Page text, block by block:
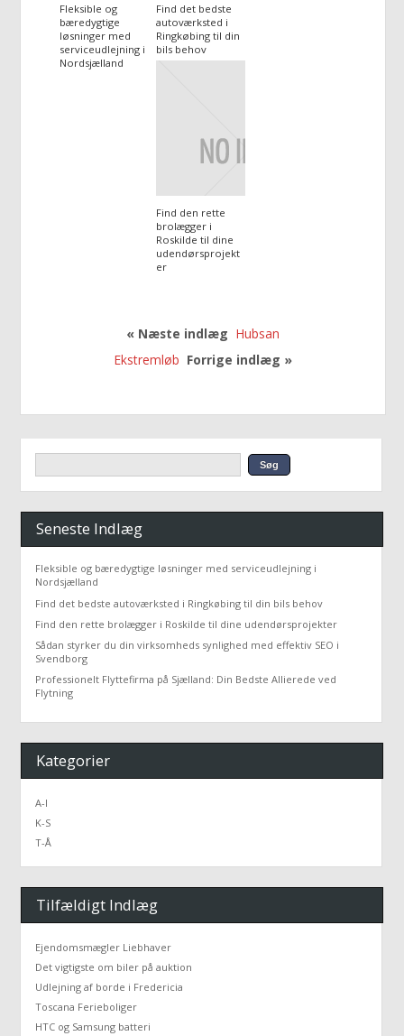
Fleksible og
bæredygtige
løsninger med
serviceudlejning i
Nordsjælland
Find det bedste
autoværksted i
Ringkøbing til din
bils behov
Find den rette
brolægger i
Roskilde til dine
udendørsprojekt
er
« Næste indlæg Hubsan
Ekstremløb Forrige indlæg »
Seneste Indlæg
Fleksible og bæredygtige løsninger med serviceudlejning i
Nordsjælland
Find det bedste autoværksted i Ringkøbing til din bils behov
Find den rette brolægger i Roskilde til dine udendørsprojekter
Sådan styrker du din virksomheds synlighed med effektiv SEO i
Svendborg
Professionelt Flyttefirma på Sjælland: Din Bedste Allierede ved
Flytning
Kategorier
A-I
K-S
T-Å
Tilfældigt Indlæg
Ejendomsmægler Liebhaver
Det vigtigste om biler på auktion
Udlejning af borde i Fredericia
Toscana Ferieboliger
HTC og Samsung batteri